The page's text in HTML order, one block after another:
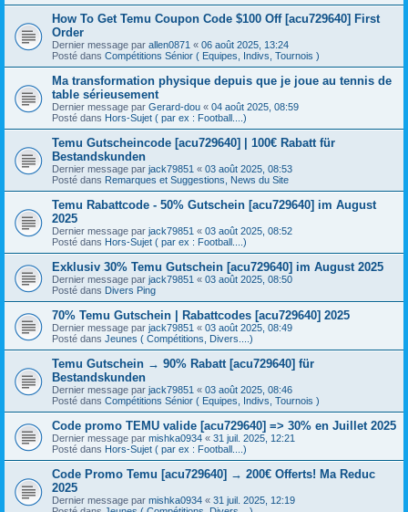
How To Get Temu Coupon Code $100 Off [acu729640] First
Order
Dernier message par allen0871 « 06 août 2025, 13:24
Posté dans Compétitions Sénior ( Equipes, Indivs, Tournois )
Ma transformation physique depuis que je joue au tennis de
table sérieusement
Dernier message par Gerard-dou « 04 août 2025, 08:59
Posté dans Hors-Sujet ( par ex : Football....)
Temu Gutscheincode [acu729640] | 100€ Rabatt für
Bestandskunden
Dernier message par jack79851 « 03 août 2025, 08:53
Posté dans Remarques et Suggestions, News du Site
Temu Rabattcode - 50% Gutschein [acu729640] im August
2025
Dernier message par jack79851 « 03 août 2025, 08:52
Posté dans Hors-Sujet ( par ex : Football....)
Exklusiv 30% Temu Gutschein [acu729640] im August 2025
Dernier message par jack79851 « 03 août 2025, 08:50
Posté dans Divers Ping
70% Temu Gutschein | Rabattcodes [acu729640] 2025
Dernier message par jack79851 « 03 août 2025, 08:49
Posté dans Jeunes ( Compétitions, Divers....)
Temu Gutschein → 90% Rabatt [acu729640] für
Bestandskunden
Dernier message par jack79851 « 03 août 2025, 08:46
Posté dans Compétitions Sénior ( Equipes, Indivs, Tournois )
Code promo TEMU valide [acu729640] => 30% en Juillet 2025
Dernier message par mishka0934 « 31 juil. 2025, 12:21
Posté dans Hors-Sujet ( par ex : Football....)
Code Promo Temu [acu729640] → 200€ Offerts! Ma Reduc
2025
Dernier message par mishka0934 « 31 juil. 2025, 12:19